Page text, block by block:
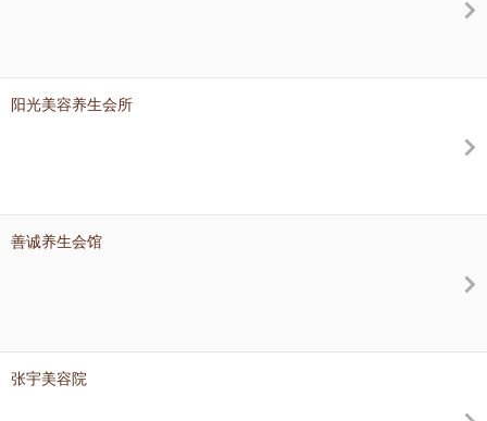
阳光美容养生会所
善诚养生会馆
张宇美容院